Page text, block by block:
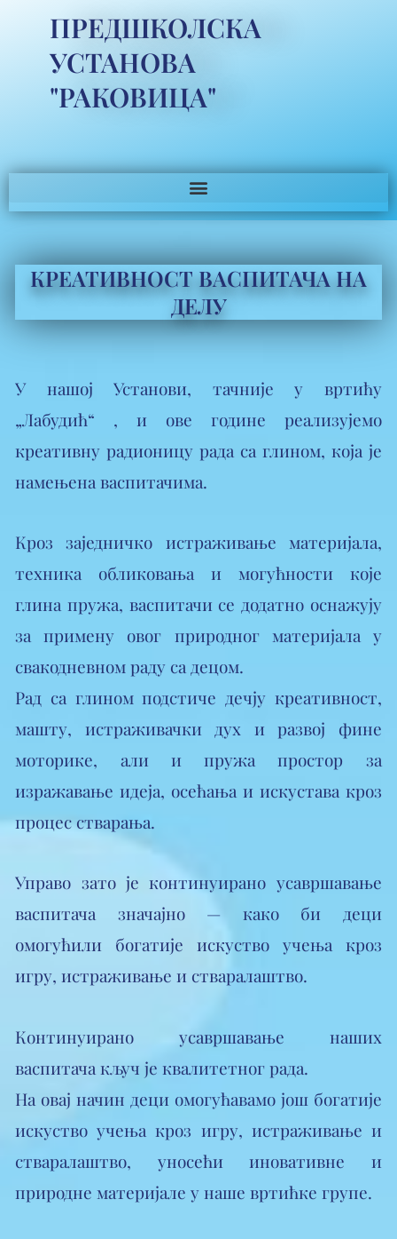
ПРЕДШКОЛСКА
УСТАНОВА
"РАКОВИЦА"
КРЕАТИВНОСТ ВАСПИТАЧА НА
ДЕЛУ
У нашој Установи, тачније у вртићу
„Лабудић“ , и ове године реализујемо
креативну радионицу рада са глином, која је
намењена васпитачима.
Кроз заједничко истраживање материјала,
техника обликовања и могућности које
глина пружа, васпитачи се додатно оснажују
за примену овог природног материјала у
свакодневном раду са децом.
​Рад са глином подстиче дечју креативност,
машту, истраживачки дух и развој фине
моторике, али и пружа простор за
изражавање идеја, осећања и искустава кроз
процес стварања.
Управо зато је континуирано усавршавање
васпитача значајно — како би деци
омогућили богатије искуство учења кроз
игру, истраживање и стваралаштво.
​Континуирано усавршавање наших
васпитача кључ је квалитетног рада.
На овај начин деци омогућавамо још богатије
искуство учења кроз игру, истраживање и
стваралаштво, уносећи иновативне и
природне материјале у наше вртићке групе.